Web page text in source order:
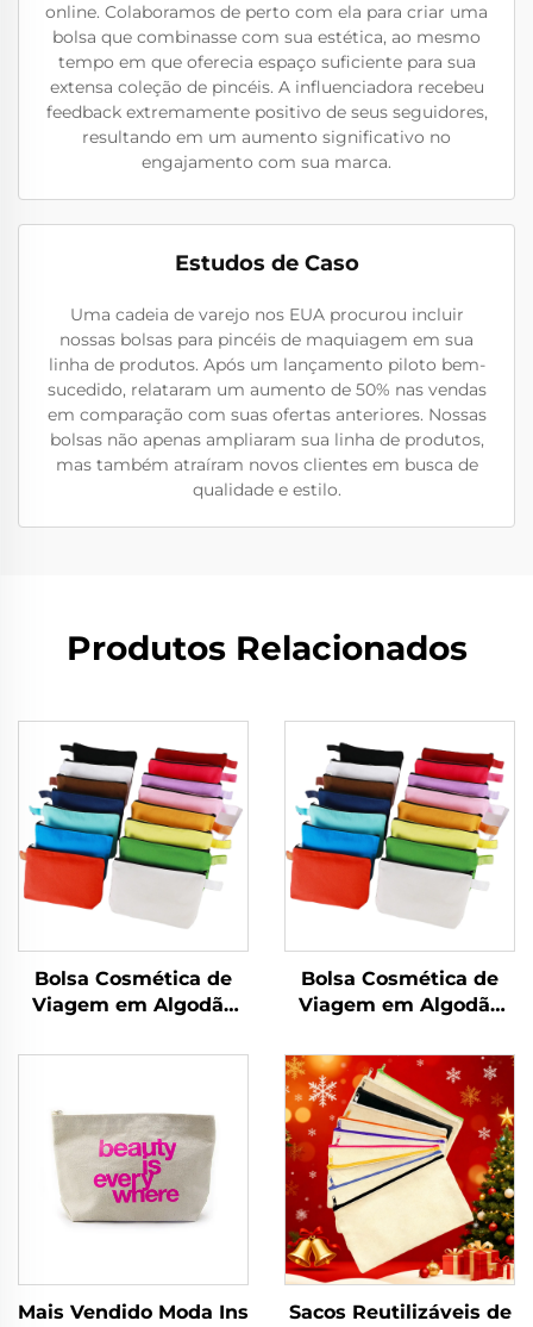
online. Colaboramos de perto com ela para criar uma
bolsa que combinasse com sua estética, ao mesmo
tempo em que oferecia espaço suficiente para sua
extensa coleção de pincéis. A influenciadora recebeu
feedback extremamente positivo de seus seguidores,
resultando em um aumento significativo no
engajamento com sua marca.
Estudos de Caso
Uma cadeia de varejo nos EUA procurou incluir
nossas bolsas para pincéis de maquiagem em sua
linha de produtos. Após um lançamento piloto bem-
sucedido, relataram um aumento de 50% nas vendas
em comparação com suas ofertas anteriores. Nossas
bolsas não apenas ampliaram sua linha de produtos,
mas também atraíram novos clientes em busca de
qualidade e estilo.
Produtos Relacionados
Bolsa Cosmética de
Viagem em Algodão
Personalizado,
Correta,
Compartimento
Dobrável com Zíper
para Armazenamento,
Inclui Presentes
Bolsa Cosmética de
Viagem em Algodão
Personalizado,
Ecologicamente
Correta,
Compartimento
Dobrável com Zíper
para Armazenamento,
Inclui Presentes
Mais Vendido Moda Ins Sacos Reutilizáveis de